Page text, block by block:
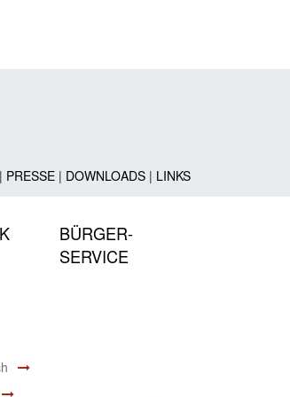
PRESSE| DOWNLOADS| LINKS
BÜRGER-
SERVICE